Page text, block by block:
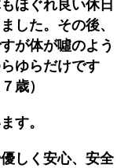
ほぐれ良い休日
した。その後、
が体が噓のよう
ゆらだけです
歳）
す。
しく安心、安全